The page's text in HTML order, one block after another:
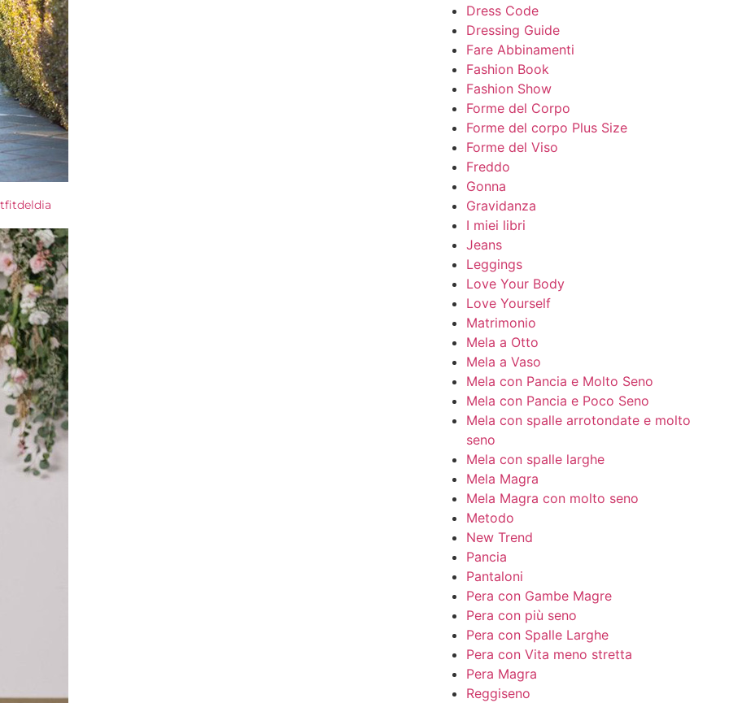
Dress Code
Dressing Guide
Fare Abbinamenti
Fashion Book
Fashion Show
Forme del Corpo
Forme del corpo Plus Size
Forme del Viso
Freddo
Gonna
Gravidanza
I miei libri
Jeans
Leggings
Love Your Body
Love Yourself
Matrimonio
Mela a Otto
Mela a Vaso
Mela con Pancia e Molto Seno
Mela con Pancia e Poco Seno
Mela con spalle arrotondate e molto
seno
Mela con spalle larghe
Mela Magra
Mela Magra con molto seno
Metodo
New Trend
Pancia
Pantaloni
Pera con Gambe Magre
Pera con più seno
Pera con Spalle Larghe
Pera con Vita meno stretta
Pera Magra
Reggiseno